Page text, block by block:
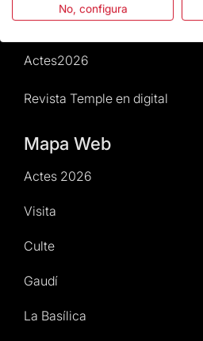
Dona un impuls
Actes2026
Revista Temple en digital
Mapa Web
Actes 2026
Visita
Culte
Gaudí
La Basílica
No, configura